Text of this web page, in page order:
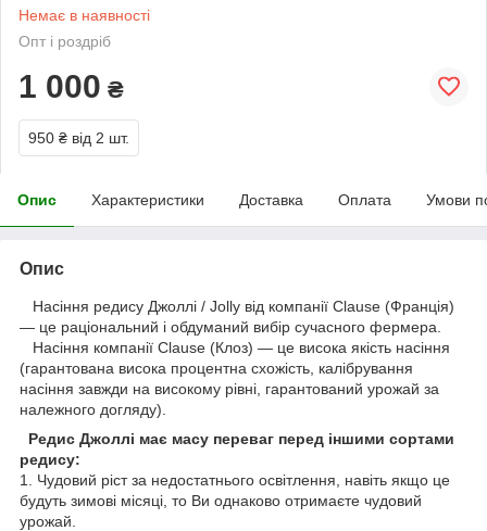
Немає в наявності
Опт і роздріб
1 000 ₴
950 ₴ від 2 шт.
Опис Характеристики Доставка Оплата Умови
Опис
Насіння редису Джоллі / Jolly від компанії Clause (Франція)
— це раціональний і обдуманий вибір сучасного фермера.
Насіння компанії Clause (Клоз) — це висока якість насіння
(гарантована висока процентна схожість, калібрування
насіння завжди на високому рівні, гарантований урожай за
належного догляду).
Редис Джоллі має масу переваг перед іншими сортами
редису:
1. Чудовий ріст за недостатнього освітлення, навіть якщо це
будуть зимові місяці, то Ви однаково отримаєте чудовий
урожай.